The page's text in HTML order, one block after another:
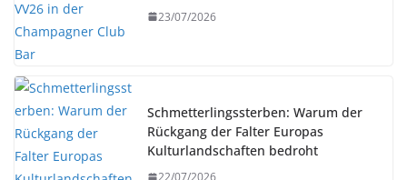
23/07/2026
Schmetterlingssterben: Warum der
Rückgang der Falter Europas
Kulturlandschaften bedroht